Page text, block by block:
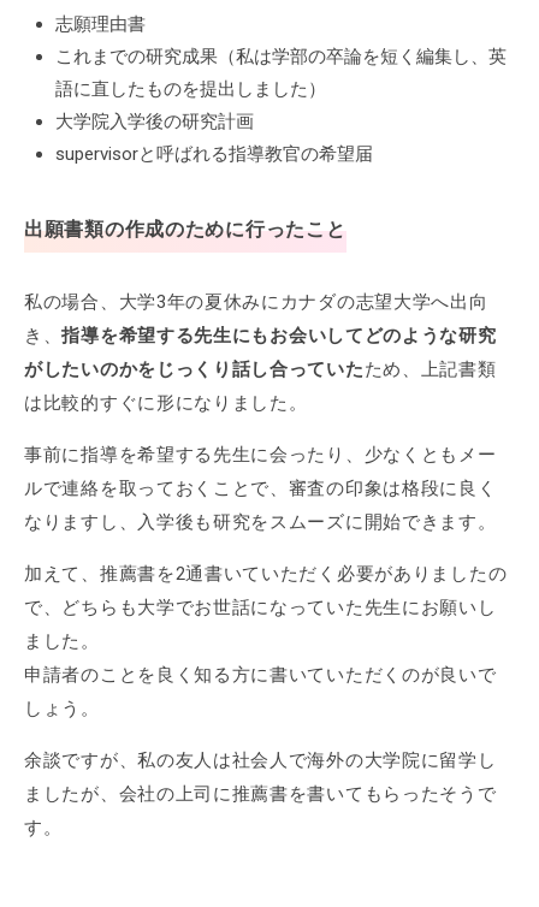
志願理由書
これまでの研究成果（私は学部の卒論を短く編集し、英
語に直したものを提出しました）
大学院入学後の研究計画
supervisorと呼ばれる指導教官の希望届
出願書類の作成のために行ったこと
私の場合、大学3年の夏休みにカナダの志望大学へ出向
き、指導を希望する先生にもお会いしてどのような研究
がしたいのかをじっくり話し合っていたため、上記書類
は比較的すぐに形になりました。
事前に指導を希望する先生に会ったり、少なくともメー
ルで連絡を取っておくことで、審査の印象は格段に良く
なりますし、入学後も研究をスムーズに開始できます。
加えて、推薦書を2通書いていただく必要がありましたの
で、どちらも大学でお世話になっていた先生にお願いし
ました。
申請者のことを良く知る方に書いていただくのが良いで
しょう。
余談ですが、私の友人は社会人で海外の大学院に留学し
ましたが、会社の上司に推薦書を書いてもらったそうで
す。